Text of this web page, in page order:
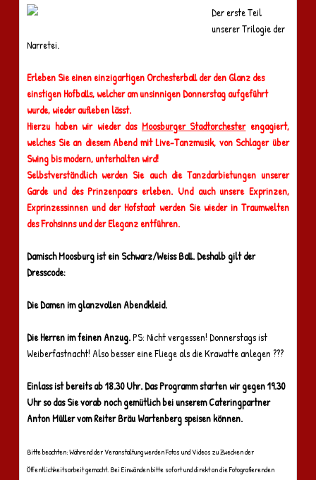
Der erste Teil
unserer Trilogie der
Narretei.
Erleben Sie einen einzigartigen Orchesterball der den Glanz des
einstigen Hofballs, welcher am unsinnigen Donnerstag aufgeführt
wurde, wieder aufleben lässt.
Hierzu haben wir wieder das Moosburger Stadtorchesterengagiert,
welches Sie an diesem Abend mit Live-Tanzmusik, von Schlager über
Swing bis modern, unterhalten wird!
Selbstverständlich werden Sie auch die Tanzdarbietungen unserer
Garde und des Prinzenpaars erleben. Und auch unsere Exprinzen,
Exprinzessinnen und der Hofstaat werden Sie wieder in Traumwelten
des Frohsinns und der Eleganz entführen.
Damisch Moosburg ist ein Schwarz/Weiss Ball. Deshalb gilt der
Dresscode:
Die Damen im glanzvollen Abendkleid.
Die Herren im feinen Anzug.PS: Nicht vergessen! Donnerstags ist
Weiberfastnacht! Also besser eine Fliege als die Krawatte anlegen ???
Einlass ist bereits ab 18.30 Uhr. Das Programm starten wir gegen 19.30
Uhr so das Sie vorab noch gemütlich bei unserem Cateringpartner
Anton Müller vom Reiter Bräu Wartenberg speisen können.
Bitte beachten: Während der Veranstaltung werden Fotos und Videos zu Zwecken der
Öffentlichkeitsarbeit gemacht. Bei Einwänden bitte sofort und direkt an die Fotografierenden